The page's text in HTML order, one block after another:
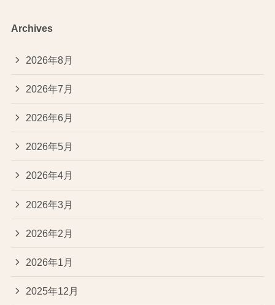
Archives
2026年8月
2026年7月
2026年6月
2026年5月
2026年4月
2026年3月
2026年2月
2026年1月
2025年12月